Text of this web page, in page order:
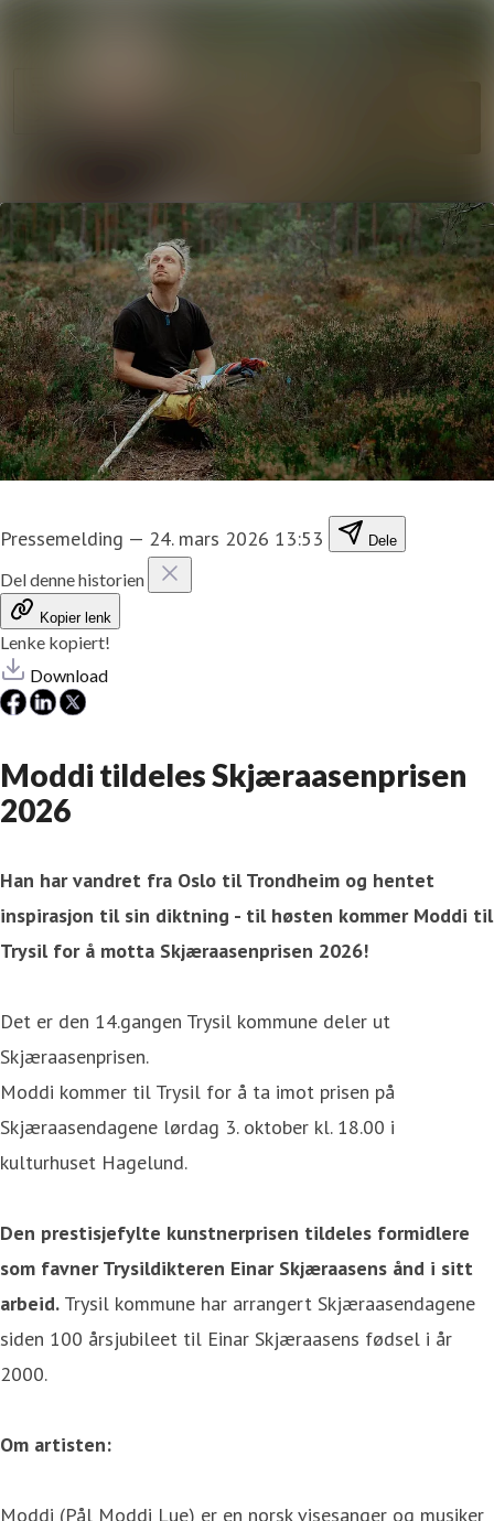
Pressemelding — 24. mars 2026 13:53 Dele
Del denne historien
Kopier lenk
Lenke kopiert!
Download
Moddi tildeles Skjæraasenprisen
2026
Han har vandret fra Oslo til Trondheim og hentet
inspirasjon til sin diktning - til høsten kommer Moddi til
Trysil for å motta Skjæraasenprisen 2026!
Det er den 14.gangen Trysil kommune deler ut
Skjæraasenprisen.
Moddi kommer til Trysil for å ta imot prisen på
Skjæraasendagene lørdag 3. oktober kl. 18.00 i
kulturhuset Hagelund.
Den prestisjefylte kunstnerprisen tildeles formidlere
som favner Trysildikteren Einar Skjæraasens ånd i sitt
arbeid. Trysil kommune har arrangert Skjæraasendagene
siden 100 årsjubileet til Einar Skjæraasens fødsel i år
2000.
Om artisten:
Moddi (Pål Moddi Lue) er en norsk visesanger og musiker